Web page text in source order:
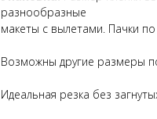
разнообразные
макеты с вылетами. Пачки
Возможны другие размеры
Идеальная резка без